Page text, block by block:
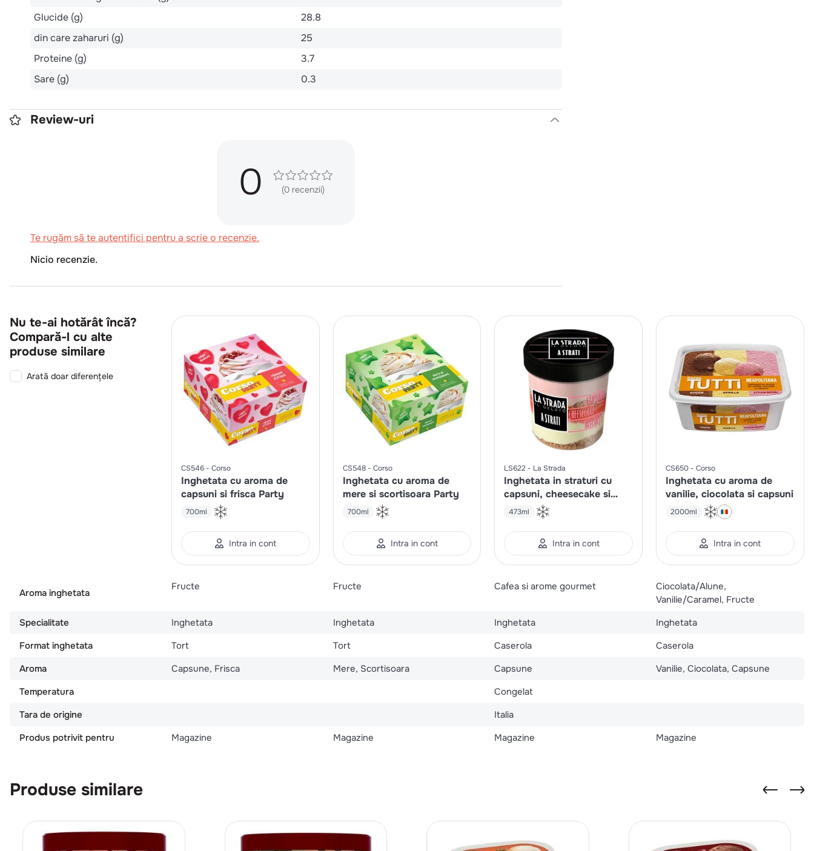
Glucide (g)
28.8
din care zaharuri (g)
25
Proteine (g)
3.7
Sare (g)
0.3
Review-uri
0 (0 recenzii)
Te rugăm să te autentifici pentru a scrie o recenzie.
Nicio recenzie.
Nu te-ai hotărât încă?
Compară-l cu alte
produse similare
Arată doar diferențele
CS546 Corso
Inghetata cu aroma de
capsuni si frisca Party
700ml
Intra in cont
CS548 Corso
Inghetata cu aroma de
mere si scortisoara Party
700ml
Intra in cont
LS622 La Strada
Inghetata in straturi cu
capsuni, cheesecake si
biscuiti
473ml
Intra in cont
CS650 Corso
Inghetata cu aroma de
vanilie, ciocolata si capsuni
2000ml
Intra in cont
Aroma inghetata
Fructe Fructe Cafea si arome gourmet
Ciocolata/Alune,
Vanilie/Caramel, Fructe
Specialitate
Inghetata Inghetata Inghetata
Inghetata
Format inghetata
Tort Tort Caserola
Caserola
Aroma
Capsune, Frisca Mere, Scortisoara Capsune
Vanilie, Ciocolata, Capsune
Temperatura
Congelat
Tara de origine
Italia
Produs potrivit pentru
Magazine Magazine Magazine Magazine
Produse similare